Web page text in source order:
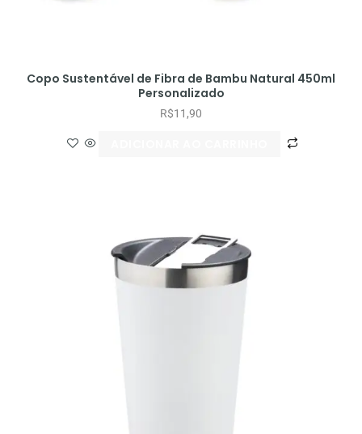
Copo Sustentável de Fibra de Bambu Natural 450ml
Personalizado
R$11,90